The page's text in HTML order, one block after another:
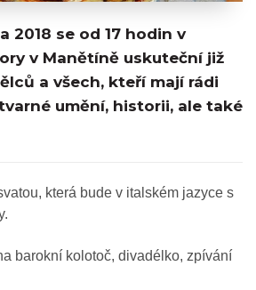
2018 se od 17 hodin v
v Manětíně uskuteční již
a všech, kteří mají rádi
umění, historii, ale také
která bude v italském jazyce s
barokní kolotoč, divadélko, zpívání